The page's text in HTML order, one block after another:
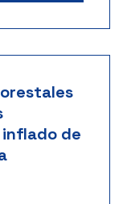
de